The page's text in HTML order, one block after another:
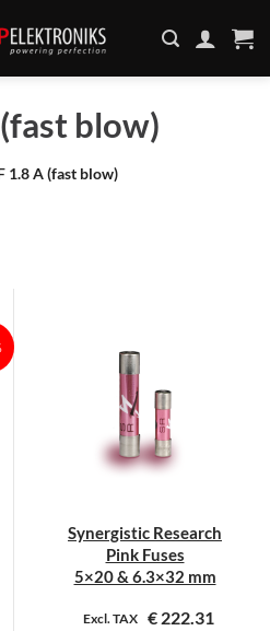
blow)
1.8 A (fast blow)
Synergistic Research
Pink Fuses
5×20 & 6.3×32 mm
Excl. TAX € 222.31